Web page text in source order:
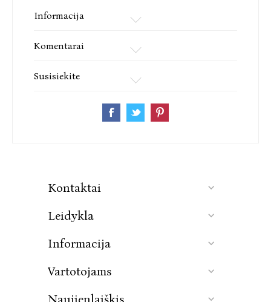
Informacija
Komentarai
Susisiekite
Kontaktai
Leidykla
Informacija
Vartotojams
Naujienlaiškis